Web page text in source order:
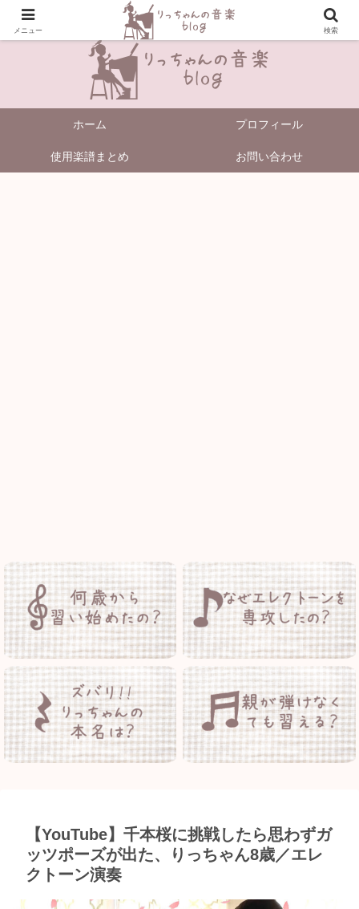
＼Enjoy Music!／
ホーム プロフィール
使用楽譜まとめ お問い合わせ
【YouTube】千本桜に挑戦したら思わずガ
ッツポーズが出た、りっちゃん8歳／エレ
クトーン演奏
メニュー 検索